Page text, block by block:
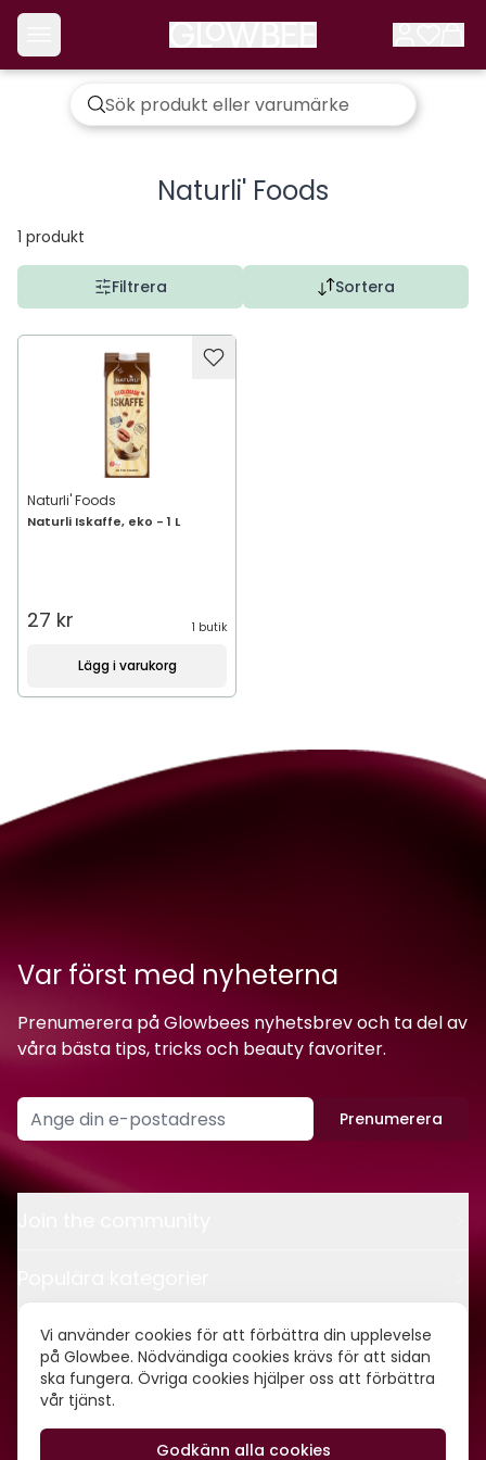
Vi använder cookies för att förbättra din upplevelse
på Glowbee. Nödvändiga cookies krävs för att sidan
ska fungera. Övriga cookies hjälper oss att förbättra
vår tjänst.
Godkänn alla cookies
Naturli' Foods
1 produkt
Filtrera Sortera
Naturli' Foods
Naturli Iskaffe, eko - 1 L
27 kr 1 butik
Lägg i varukorg
Var först med nyheterna
Prenumerera på Glowbees nyhetsbrev och ta del av
våra bästa tips, tricks och beauty favoriter.
Prenumerera
Kontakt
Om oss